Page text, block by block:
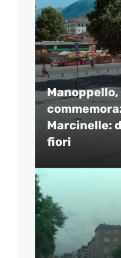
Manoppello,
Marcinelle:
fiori